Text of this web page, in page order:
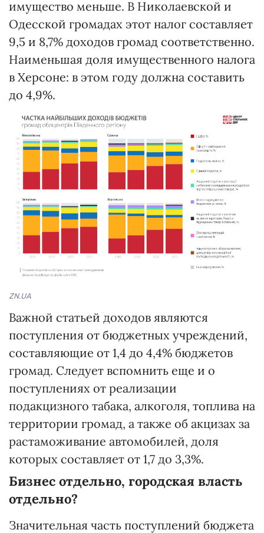
имущество меньше. В Николаевской и
Одесской громадах этот налог составляет
9,5 и 8,7% доходов громад соответственно.
Наименьшая доля имущественного налога
в Херсоне: в этом году должна составить
до 4,9%.
ZN.UA
Важной статьей доходов являются
поступления от бюджетных учреждений,
составляющие от 1,4 до 4,4% бюджетов
громад. Следует вспомнить еще и о
поступлениях от реализации
подакцизного табака, алкоголя, топлива на
территории громад, а также об акцизах за
растаможивание автомобилей, доля
которых составляет от 1,7 до 3,3%.
Бизнес отдельно, городская власть
отдельно?
Значительная часть поступлений бюджета